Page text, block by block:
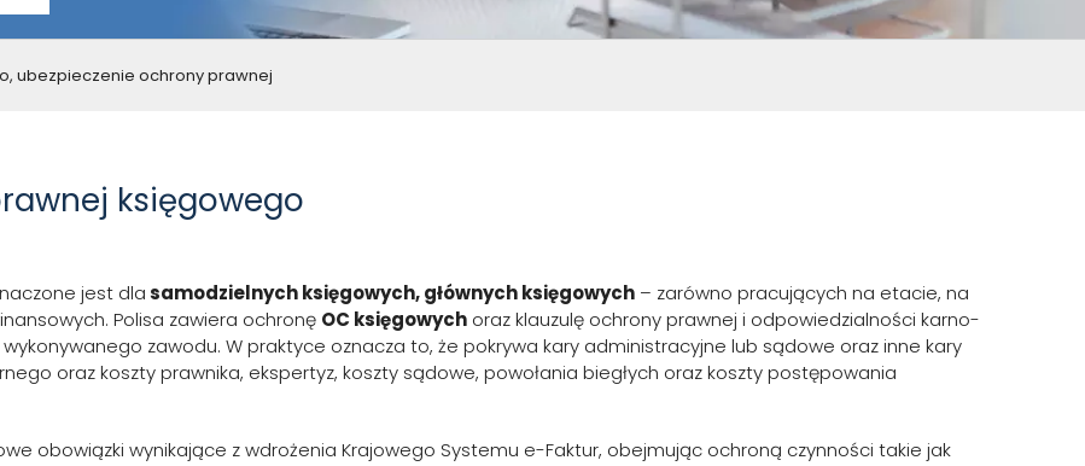
ubezpieczenie ochrony prawnej
księgowego
jest dlasamodzielnych księgowych, głównych księgowych – zarówno pracujących na etacie, na
Polisa zawiera ochronę OC księgowych oraz klauzulę ochrony prawnej i odpowiedzialności karno-
zawodu. W praktyce oznacza to, że pokrywa kary administracyjne lub sądowe oraz inne kary
oraz koszty prawnika, ekspertyz, koszty sądowe, powołania biegłych oraz koszty postępowania
obowiązki wynikające z wdrożenia Krajowego Systemu e-Faktur, obejmując ochroną czynności takie jak